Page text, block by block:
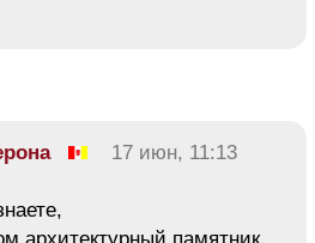
17 июн, 11:13